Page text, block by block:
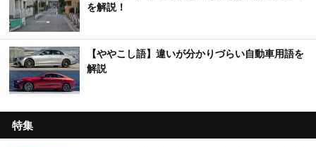
を解説！
【ややこし語】違いが分かりづらい自動車用語を
解説
特集